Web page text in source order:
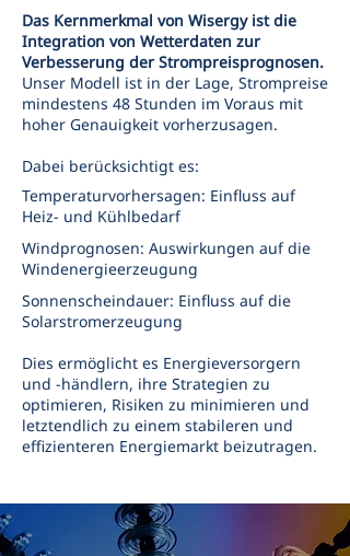
Das Kernmerkmal von Wisergy ist die
Integration von Wetterdaten zur
Verbesserung der Strompreisprognosen.
Unser Modell ist in der Lage, Strompreise
mindestens 48 Stunden im Voraus mit
hoher Genauigkeit vorherzusagen.
Dabei berücksichtigt es:
Temperaturvorhersagen: Einfluss auf
Heiz- und Kühlbedarf​​
Windprognosen: Auswirkungen auf die
Windenergieerzeugung​​
Sonnenscheindauer: Einfluss auf die
Solarstromerzeugung​​
Dies ermöglicht es Energieversorgern
und -händlern, ihre Strategien zu
optimieren, Risiken zu minimieren und
letztendlich zu einem stabileren und
effizienteren Energiemarkt beizutragen.